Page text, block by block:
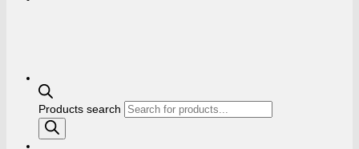
Products search